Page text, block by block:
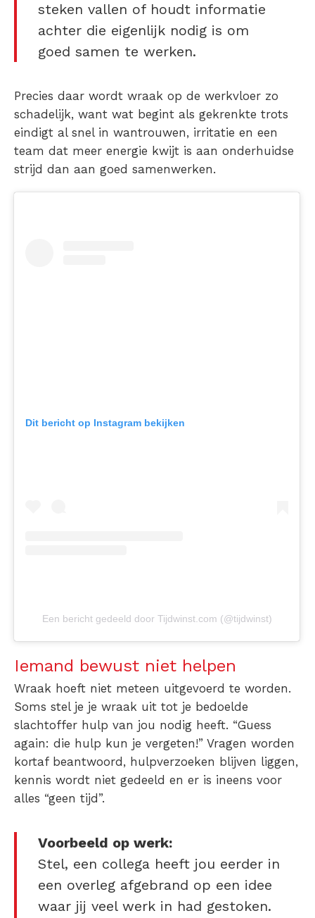
steken vallen of houdt informatie
achter die eigenlijk nodig is om
goed samen te werken.
Precies daar wordt wraak op de werkvloer zo
schadelijk, want wat begint als gekrenkte trots
eindigt al snel in wantrouwen, irritatie en een
team dat meer energie kwijt is aan onderhuidse
strijd dan aan goed samenwerken.
Dit bericht op Instagram bekijken
Een bericht gedeeld door Tijdwinst.com (@tijdwinst)
Iemand bewust niet helpen
Wraak hoeft niet meteen uitgevoerd te worden.
Soms stel je je wraak uit tot je bedoelde
slachtoffer hulp van jou nodig heeft. “Guess
again: die hulp kun je vergeten!” Vragen worden
kortaf beantwoord, hulpverzoeken blijven liggen,
kennis wordt niet gedeeld en er is ineens voor
alles “geen tijd”.
Voorbeeld op werk:
Stel, een collega heeft jou eerder in
een overleg afgebrand op een idee
waar jij veel werk in had gestoken.